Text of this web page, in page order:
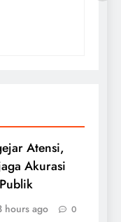
Atensi,
Akurasi
hours ago 0